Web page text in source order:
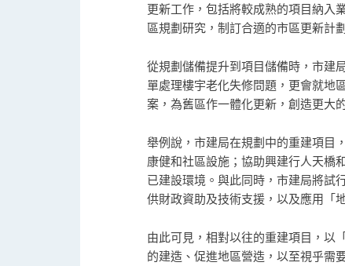
更新工作，包括將較成熟的項目納入
區規劃研究，制訂合適的市區更新計
從規劃儲備提升到項目儲備時，市建
單處理樓宇老化失修問題，更會就地
案，為舊區作一體化更新，創造更大
舉例說，市建局在規劃中的重建項目
康健和社區設施；協助興建行人天橋
已建設環境。與此同時，市建局將試
供財政資助及技術支援，以及應用「
由此可見，相對以往的重建項目，以
的建造、促進地區營造，以至視乎需